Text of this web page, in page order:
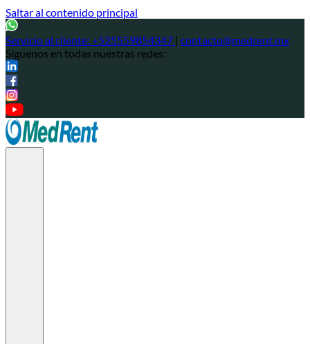
Saltar al contenido principal
Servicio al cliente: +525559854347 | contacto@medrent.mx
Síguenos en todas nuestras redes: